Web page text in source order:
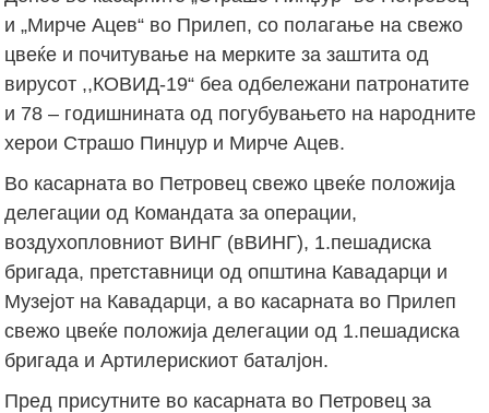
и „Мирче Ацев“ во Прилеп, со полагање на свежо
цвеќе и почитување на мерките за заштита од
вирусот ,,КОВИД-19“ беа одбележани патронатите
и 78 – годишнината од погубувањето на народните
херои Страшо Пинџур и Мирче Ацев.
Во касарната во Петровец свежо цвеќе положија
делегации од Командата за операции,
воздухопловниот ВИНГ (вВИНГ), 1.пешадиска
бригада, претставници од општина Кавадарци и
Музејот на Кавадарци, а во касарната во Прилеп
свежо цвеќе положија делегации од 1.пешадиска
бригада и Артилерискиот баталјон.
Пред присутните во касарната во Петровец за